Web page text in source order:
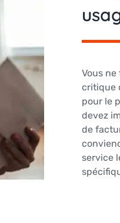
Vous
critique
pour le
devez
de
service